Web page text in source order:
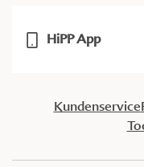
HiPP App
Kundenservice